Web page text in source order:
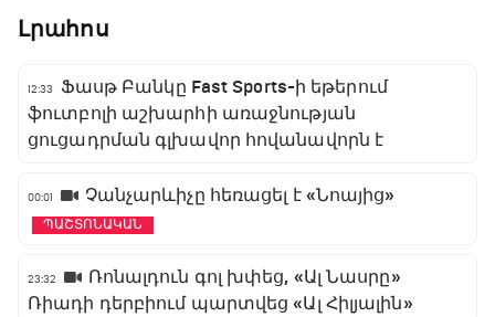
Լրահոս
12:33
Ֆասթ Բանկը Fast Sports-ի եթերում
ֆուտբոլի աշխարհի առաջնության
ցուցադրման գլխավոր հովանավորն է
00:01 Չանչարևիչը հեռացել է «Նոայից»
ՊԱՇՏՈՆԱԿԱՆ
23:32
Ռոնալդուն գոլ խփեց, «Ալ Նասրը»
Ռիադի դերբիում պարտվեց «Ալ Հիլյալին»